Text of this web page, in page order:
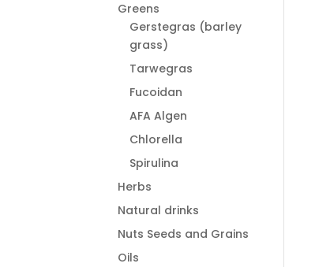
Greens
Gerstegras (barley
grass)
Tarwegras
Fucoidan
AFA Algen
Chlorella
Spirulina
Herbs
Natural drinks
Nuts Seeds and Grains
Oils